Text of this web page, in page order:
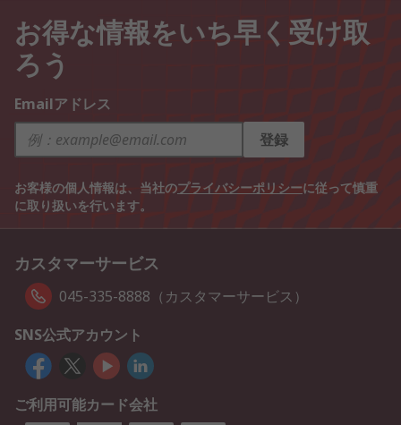
お得な情報をいち早く受け取
ろう
Emailアドレス
登録
お客様の個人情報は、当社のプライバシーポリシーに従って慎重
に取り扱いを行います。
カスタマーサービス
045-335-8888（カスタマーサービス）
SNS公式アカウント
ご利用可能カード会社